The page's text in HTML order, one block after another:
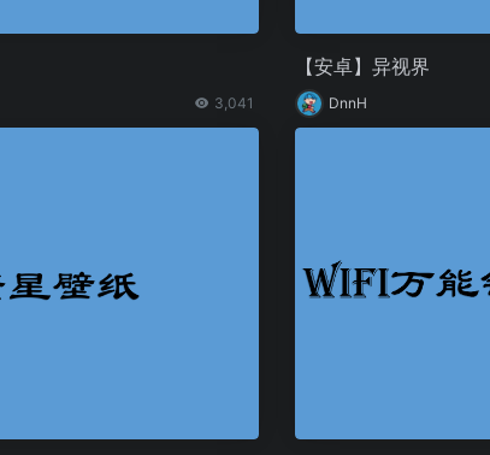
3,041
【安卓】异视界
DnnH